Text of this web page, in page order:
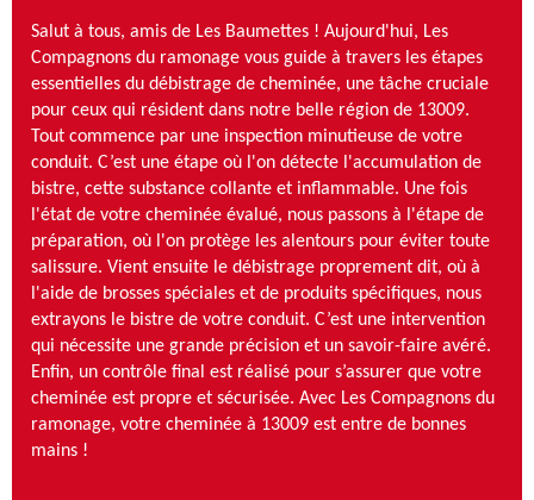
Salut à tous, amis de Les Baumettes ! Aujourd'hui, Les
Compagnons du ramonage vous guide à travers les étapes
essentielles du débistrage de cheminée, une tâche cruciale
pour ceux qui résident dans notre belle région de 13009.
Tout commence par une inspection minutieuse de votre
conduit. C’est une étape où l'on détecte l'accumulation de
bistre, cette substance collante et inflammable. Une fois
l'état de votre cheminée évalué, nous passons à l'étape de
préparation, où l'on protège les alentours pour éviter toute
salissure. Vient ensuite le débistrage proprement dit, où à
l'aide de brosses spéciales et de produits spécifiques, nous
extrayons le bistre de votre conduit. C’est une intervention
qui nécessite une grande précision et un savoir-faire avéré.
Enfin, un contrôle final est réalisé pour s’assurer que votre
cheminée est propre et sécurisée. Avec Les Compagnons du
ramonage, votre cheminée à 13009 est entre de bonnes
mains !